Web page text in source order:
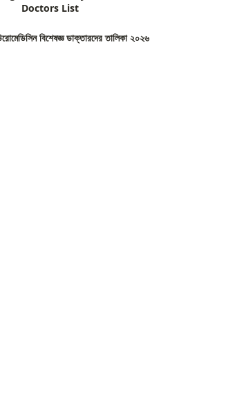
Doctors List
বিশেষজ্ঞ ডাক্তারদের তালিকা ২০২৬